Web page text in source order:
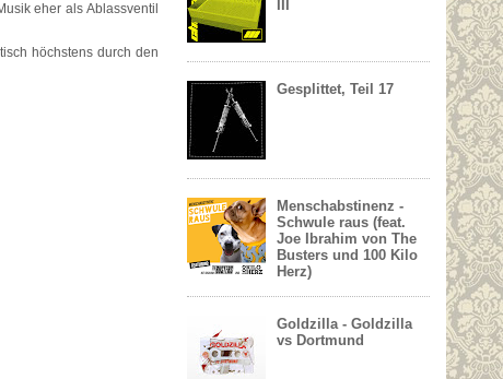
eher als Ablassventil
höchstens durch den
Gesplittet, Teil 17
Menschabstinenz -
Schwule raus (feat.
Joe Ibrahim von The
Busters und 100 Kilo
Herz)
Goldzilla - Goldzilla
vs Dortmund